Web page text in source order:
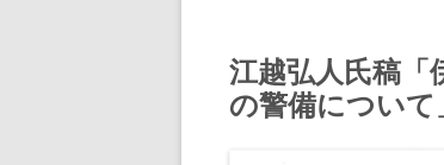
江越弘人氏稿「
の警備について